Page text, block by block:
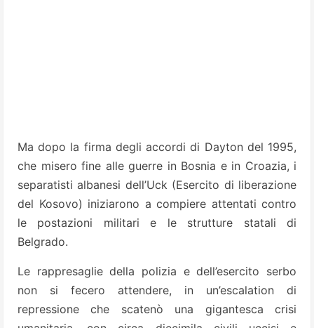
Ma dopo la firma degli accordi di Dayton del 1995,
che misero fine alle guerre in Bosnia e in Croazia, i
separatisti albanesi dell’Uck (Esercito di liberazione
del Kosovo) iniziarono a compiere attentati contro
le postazioni militari e le strutture statali di
Belgrado.
Le rappresaglie della polizia e dell’esercito serbo
non si fecero attendere, in un’escalation di
repressione che scatenò una gigantesca crisi